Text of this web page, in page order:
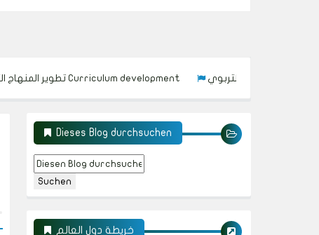
تطوير المنهاج التربوي Curriculum development
Dieses Blog durchsuchen
خريطة دول العالم